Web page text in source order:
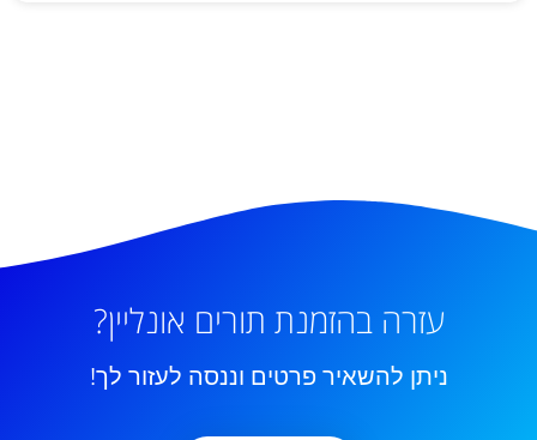
עזרה בהזמנת תורים אונליין?
ניתן להשאיר פרטים וננסה לעזור לך!